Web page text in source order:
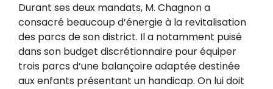
Durant ses deux mandats, M. Chagnon a
consacré beaucoup d’énergie à la revitalisation
des parcs de son district. Il a notamment puisé
dans son budget discrétionnaire pour équiper
trois parcs d’une balançoire adaptée destinée
aux enfants présentant un handicap. On lui doit